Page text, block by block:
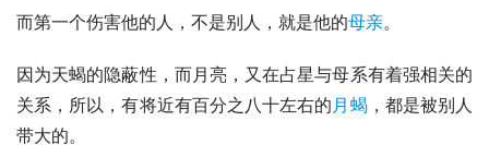
而第一个伤害他的人，不是别人，就是他的母亲。
因为天蝎的隐蔽性，而月亮，又在占星与母系有着强相关的
关系，所以，有将近有百分之八十左右的月蝎，都是被别人
带大的。